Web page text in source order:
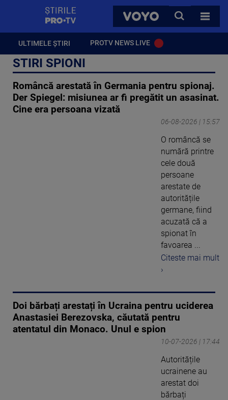
VOYO
CAUTA
TOATE
ULTIMELE ȘTIRI PROTV NEWS LIVE
STIRI SPIONI
Româncă arestată în Germania pentru spionaj.
Der Spiegel: misiunea ar fi pregătit un asasinat.
Cine era persoana vizată
06-08-2026 | 15:57
O româncă se
numără printre
cele două
persoane
arestate de
autoritățile
germane, fiind
acuzată că a
spionat în
favoarea ...
Citeste mai mult
›
Doi bărbați arestați în Ucraina pentru uciderea
Anastasiei Berezovska, căutată pentru
atentatul din Monaco. Unul e spion
10-07-2026 | 17:44
Autoritățile
ucrainene au
arestat doi
bărbați